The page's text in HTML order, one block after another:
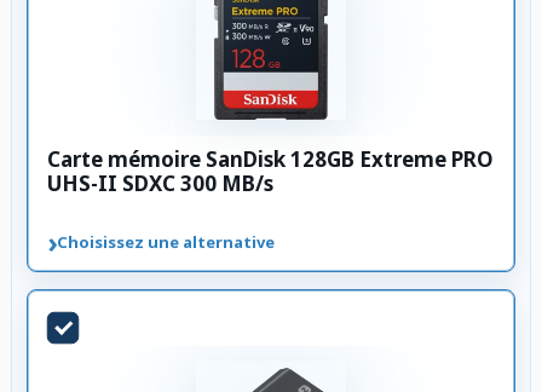
Carte mémoire SanDisk 128GB Extreme PRO
UHS-II SDXC 300 MB/s
›Choisissez une alternative